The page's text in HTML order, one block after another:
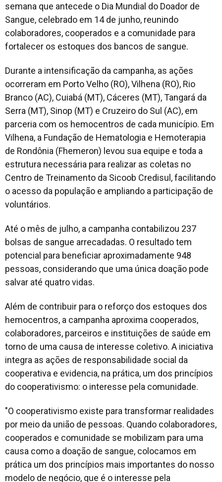
semana que antecede o Dia Mundial do Doador de
Sangue, celebrado em 14 de junho, reunindo
colaboradores, cooperados e a comunidade para
fortalecer os estoques dos bancos de sangue.
Durante a intensificação da campanha, as ações
ocorreram em Porto Velho (RO), Vilhena (RO), Rio
Branco (AC), Cuiabá (MT), Cáceres (MT), Tangará da
Serra (MT), Sinop (MT) e Cruzeiro do Sul (AC), em
parceria com os hemocentros de cada município. Em
Vilhena, a Fundação de Hematologia e Hemoterapia
de Rondônia (Fhemeron) levou sua equipe e toda a
estrutura necessária para realizar as coletas no
Centro de Treinamento da Sicoob Credisul, facilitando
o acesso da população e ampliando a participação de
voluntários.
Até o mês de julho, a campanha contabilizou 237
bolsas de sangue arrecadadas. O resultado tem
potencial para beneficiar aproximadamente 948
pessoas, considerando que uma única doação pode
salvar até quatro vidas.
Além de contribuir para o reforço dos estoques dos
hemocentros, a campanha aproxima cooperados,
colaboradores, parceiros e instituições de saúde em
torno de uma causa de interesse coletivo. A iniciativa
integra as ações de responsabilidade social da
cooperativa e evidencia, na prática, um dos princípios
do cooperativismo: o interesse pela comunidade.
"O cooperativismo existe para transformar realidades
por meio da união de pessoas. Quando colaboradores,
cooperados e comunidade se mobilizam para uma
causa como a doação de sangue, colocamos em
prática um dos princípios mais importantes do nosso
modelo de negócio, que é o interesse pela